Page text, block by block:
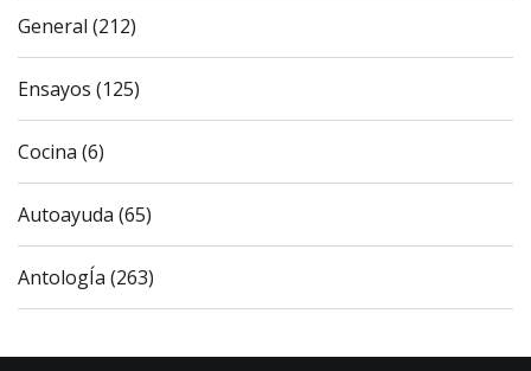
General (212)
Ensayos (125)
Cocina (6)
Autoayuda (65)
AntologÍa (263)